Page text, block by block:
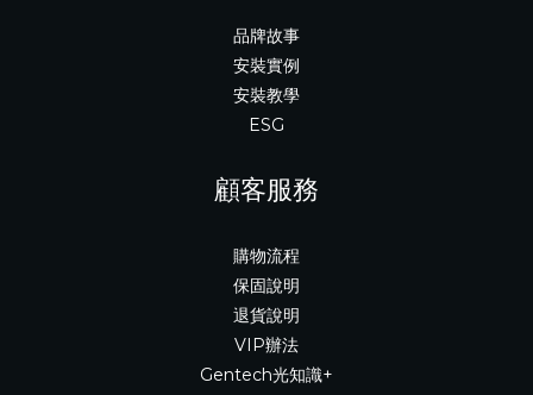
品牌故事
安裝實例
安裝教學
ESG
顧客服務
購物流程
保固說明
退貨說明
VIP辦法
Gentech光知識+